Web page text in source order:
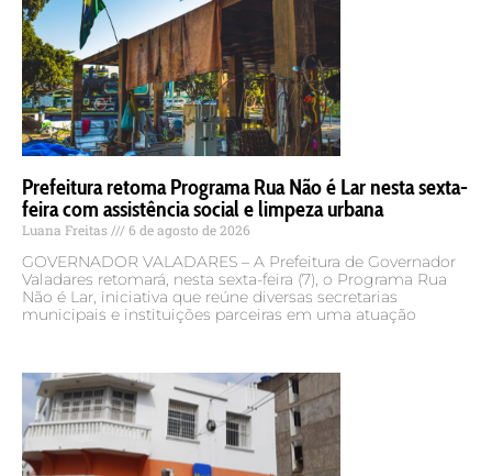
Prefeitura retoma Programa Rua Não é Lar nesta sexta-
feira com assistência social e limpeza urbana
Luana Freitas 6 de agosto de 2026
GOVERNADOR VALADARES – A Prefeitura de Governador
Valadares retomará, nesta sexta-feira (7), o Programa Rua
Não é Lar, iniciativa que reúne diversas secretarias
municipais e instituições parceiras em uma atuação